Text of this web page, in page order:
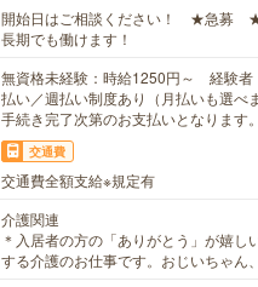
開始日はご相談ください！ ★急募 ★
長期でも働けます！
無資格未経験：時給1250円～ 経験
払い／週払い制度あり（月払いも選べ
手続き完了次第のお支払いとなります。
交通費
交通費全額支給※規定有
介護関連
＊入居者の方の「ありがとう」が嬉し
する介護のお仕事です。おじいちゃん